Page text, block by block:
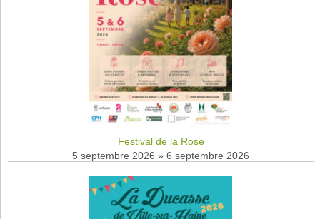
Festival de la Rose
5 septembre 2026 » 6 septembre 2026